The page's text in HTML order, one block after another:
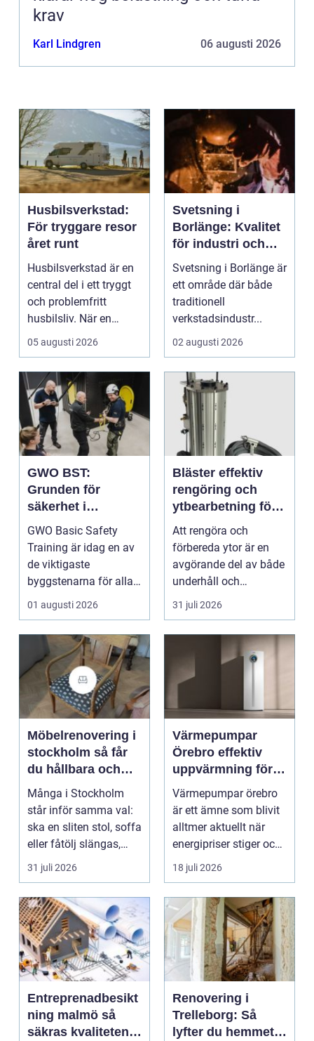
krav
Karl Lindgren 06 augusti 2026
Husbilsverkstad:
För tryggare resor
året runt
Husbilsverkstad är en
central del i ett tryggt
och problemfritt
husbilsliv. När en
husbil ...
05 augusti 2026
Svetsning i
Borlänge: Kvalitet
för industri och
konstruktion
Svetsning i Borlänge är
ett område där både
traditionell
verkstadsindustr...
02 augusti 2026
GWO BST:
Grunden för
säkerhet i
vindkraftsbransch
en
GWO Basic Safety
Training är idag en av
de viktigaste
byggstenarna för alla
som vill arbet...
01 augusti 2026
Bläster effektiv
rengöring och
ytbearbetning för
proffs och
hantverkare
Att rengöra och
förbereda ytor är en
avgörande del av både
underhåll och
renovering. Färg, rost,
smu...
31 juli 2026
Möbelrenovering i
stockholm så får
du hållbara och
vackra möbler
Många i Stockholm
står inför samma val:
ska en sliten stol, soffa
eller fåtölj slängas,
säljas billi...
31 juli 2026
Värmepumpar
Örebro effektiv
uppvärmning för
hus och
fastigheter
Värmepumpar örebro
är ett ämne som blivit
alltmer aktuellt när
energipriser stiger och
fler vill sän...
18 juli 2026
Entreprenadbesikt
ning malmö så
säkras kvaliteten i
Renovering i
Trelleborg: Så
lyfter du hemmet